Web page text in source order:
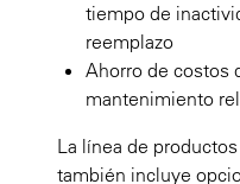
tiempo de
reemplazo
Ahorro de costos
mantenimiento
La línea de
también incluye